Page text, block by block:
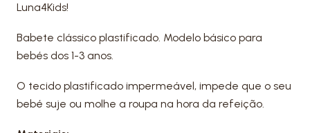
Luna4Kids!
Babete clássico plastificado. Modelo básico para
bebés dos 1-3 anos.
O tecido plastificado impermeável, impede que o seu
bebé suje ou molhe a roupa na hora da refeição.